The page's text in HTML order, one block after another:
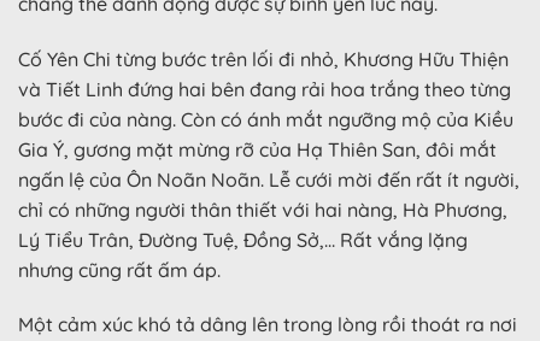
Cố Yên Chi từng bước trên lối đi nhỏ, Khương Hữu Thiện
và Tiết Linh đứng hai bên đang rải hoa trắng theo từng
bước đi của nàng. Còn có ánh mắt ngưỡng mộ của Kiều
Gia Ý, gương mặt mừng rỡ của Hạ Thiên San, đôi mắt
ngấn lệ của Ôn Noãn Noãn. Lễ cưới mời đến rất ít người,
chỉ có những người thân thiết với hai nàng, Hà Phương,
Lý Tiểu Trân, Đường Tuệ, Đồng Sở,… Rất vắng lặng
nhưng cũng rất ấm áp.
Một cảm xúc khó tả dâng lên trong lòng rồi thoát ra nơi